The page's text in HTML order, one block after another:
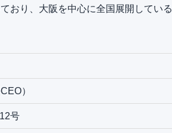
おり、大阪を中心に全国展開している
）
号